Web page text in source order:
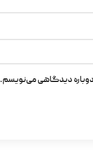
دوباره دیدگاهی می‌نویسم.